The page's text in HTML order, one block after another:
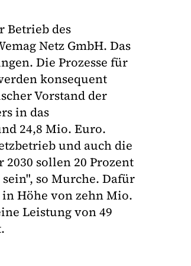
Betrieb des
Netz GmbH. Das
Die Prozesse für
konsequent
Vorstand der
in das
24,8 Mio. Euro.
und auch die
sollen 20 Prozent
so Murche. Dafür
Höhe von zehn Mio.
Leistung von 49